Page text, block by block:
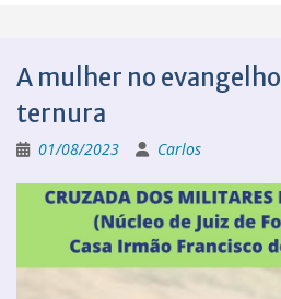
A mulher no
ternura
01/08/2023 Carlos